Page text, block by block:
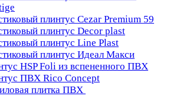
плинтус Cezar Premium 59
плинтус Decor plast
плинтус Line Plast
плинтус Идеал Макси
HSP Foli из вспененного ПВХ
ПВХ Rico Concept
плитка ПВХ